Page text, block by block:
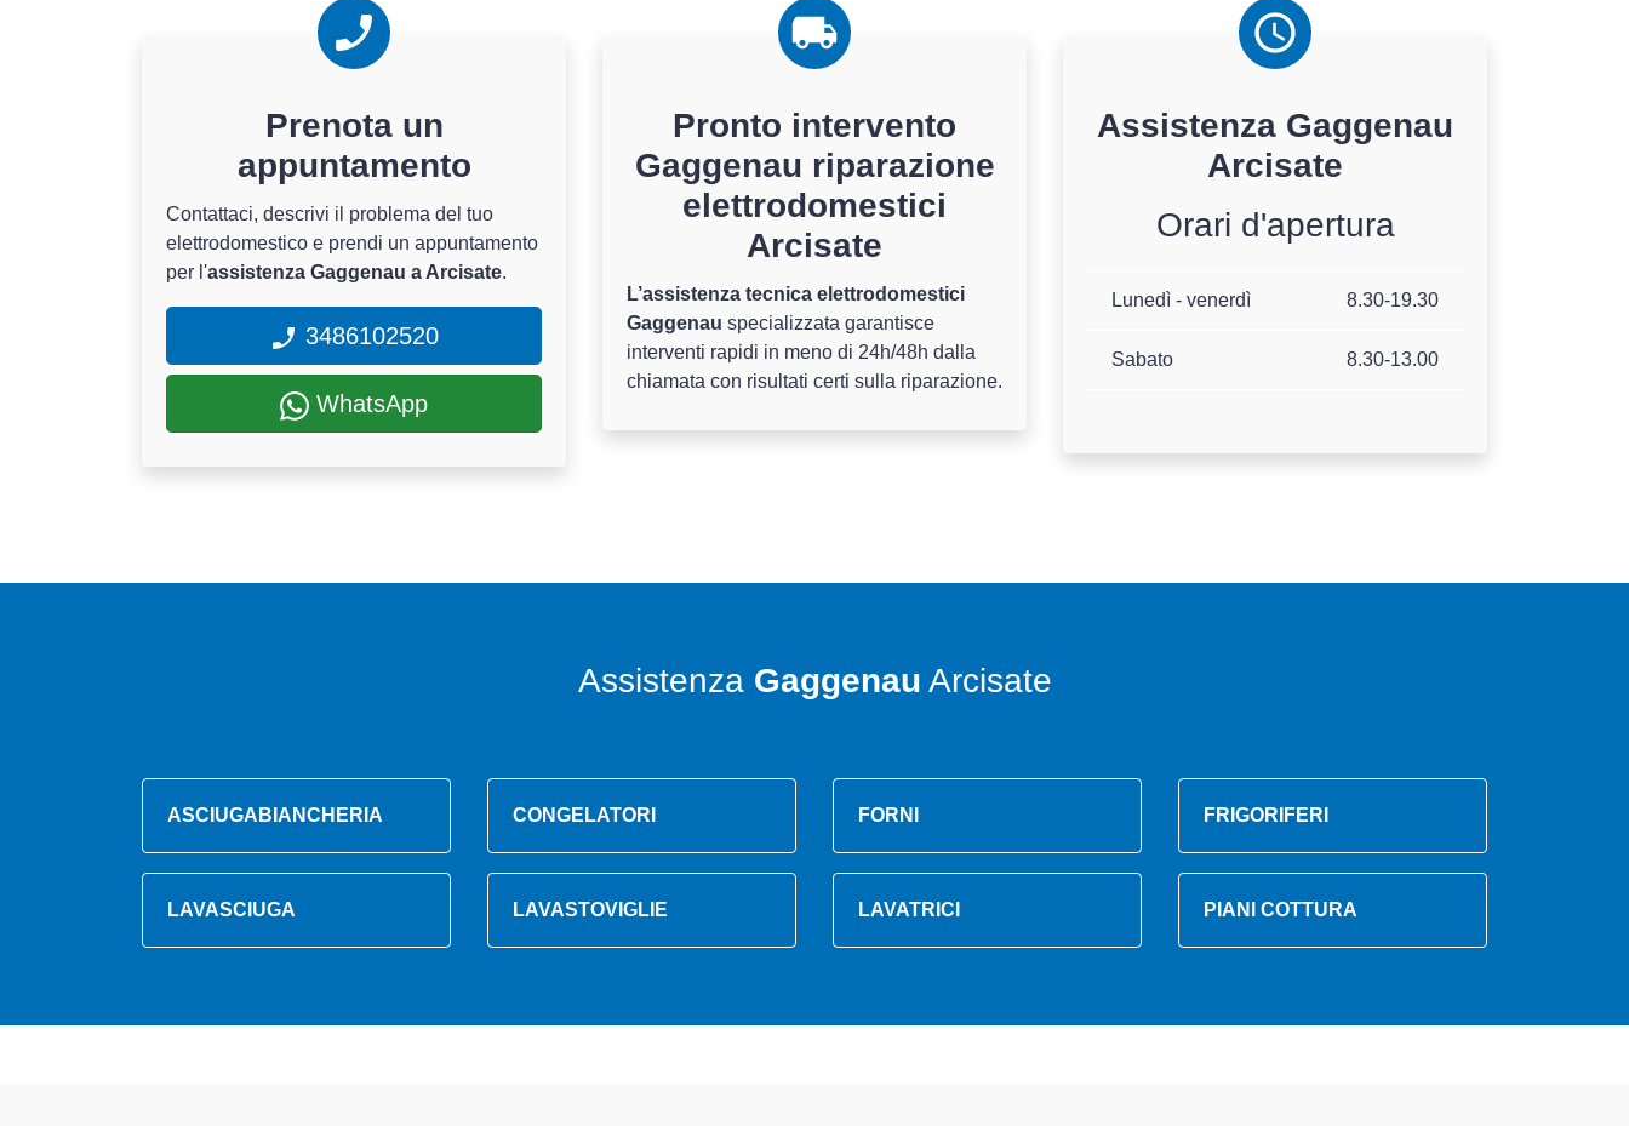
Prenota un
appuntamento
Contattaci, descrivi il problema del tuo
elettrodomestico e prendi un appuntamento
per l'assistenza Gaggenau a Arcisate.
3486102520
WhatsApp
Pronto intervento
Gaggenau riparazione
elettrodomestici
Arcisate
L’assistenza tecnica elettrodomestici
Gaggenau specializzata garantisce
interventi rapidi in meno di 24h/48h dalla
chiamata con risultati certi sulla riparazione.
Assistenza Gaggenau
Arcisate
Orari d'apertura
Lunedì - venerdì 8.30-19.30
Sabato 8.30-13.00
Assistenza Gaggenau Arcisate
ASCIUGABIANCHERIA CONGELATORI FORNI FRIGORIFERI
LAVASCIUGA LAVASTOVIGLIE LAVATRICI PIANI COTTURA